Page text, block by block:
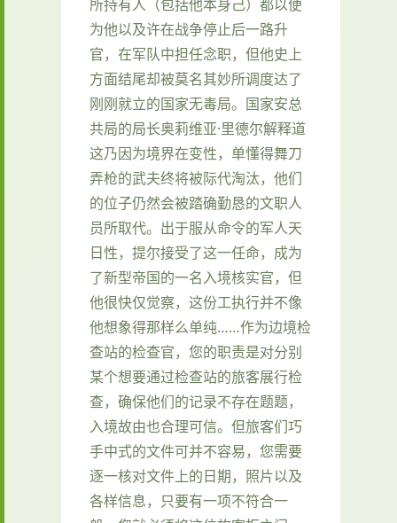
所持有人（包括他本身己）都以便
为他以及许在战争停止后一路升
官，在军队中担任念职，但他史上
方面结尾却被莫名其妙所调度达了
刚刚就立的国家无毒局。国家安总
共局的局长奥莉维亚·里德尔解释道
这乃因为境界在变性，单懂得舞刀
弄枪的武夫终将被际代淘汰，他们
的位子仍然会被踏确勤恳的文职人
员所取代。出于服从命令的军人天
日性，提尔接受了这一任命，成为
了新型帝国的一名入境核实官，但
他很快仅觉察，这份工执行并不像
他想象得那样么单纯……作为边境检
查站的检查官，您的职责是对分别
某个想要通过检查站的旅客展行检
查，确保他们的记录不存在题题，
入境故由也合理可信。但旅客们巧
手中式的文件可并不容易，您需要
逐一核对文件上的日期，照片以及
各样信息，只要有一项不符合一